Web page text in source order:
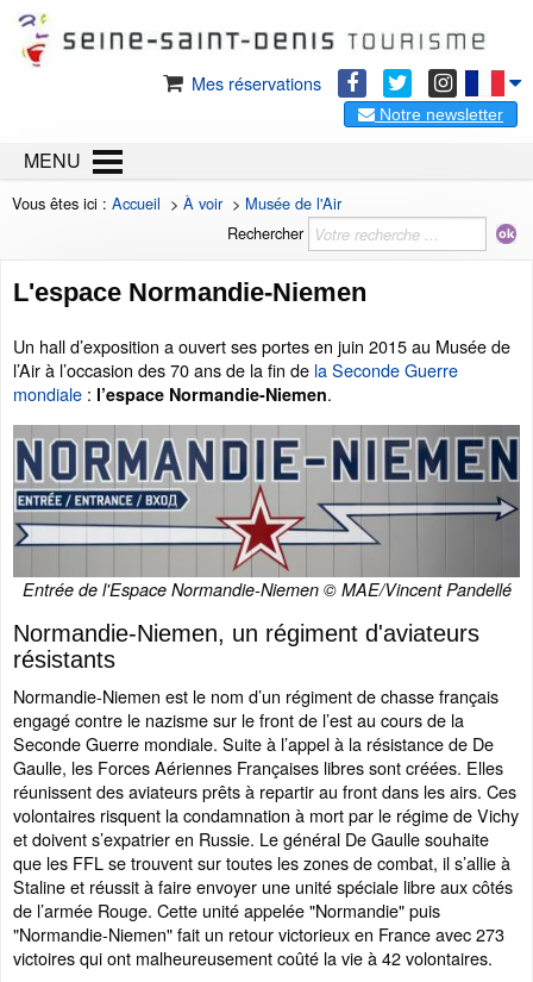
Mes réservations
Notre newsletter
MENU
Vous êtes ici : Accueil > À voir> Musée de l'Air
Rechercher
L'espace Normandie-Niemen
Un hall d’exposition a ouvert ses portes en juin 2015 au Musée de
l’Air à l’occasion des 70 ans de la fin de la Seconde Guerre
mondiale : l’espace Normandie-Niemen.
Entrée de l'Espace Normandie-Niemen © MAE/Vincent Pandellé
Normandie-Niemen, un régiment d'aviateurs
résistants
Normandie-Niemen est le nom d’un régiment de chasse français
engagé contre le nazisme sur le front de l’est au cours de la
Seconde Guerre mondiale. Suite à l’appel à la résistance de De
Gaulle, les Forces Aériennes Françaises libres sont créées. Elles
réunissent des aviateurs prêts à repartir au front dans les airs. Ces
volontaires risquent la condamnation à mort par le régime de Vichy
et doivent s’expatrier en Russie. Le général De Gaulle souhaite
que les FFL se trouvent sur toutes les zones de combat, il s’allie à
Staline et réussit à faire envoyer une unité spéciale libre aux côtés
de l’armée Rouge. Cette unité appelée "Normandie" puis
"Normandie-Niemen" fait un retour victorieux en France avec 273
victoires qui ont malheureusement coûté la vie à 42 volontaires.